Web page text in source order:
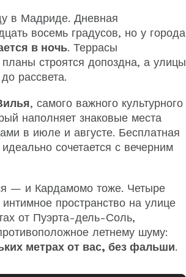
в Мадриде. Дневная
восемь градусов, но у города
в ночь. Террасы
строятся допоздна, а улицы
рассвета.
, самого важного культурного
наполняет знаковые места
в июле и августе. Бесплатная
сочетается с вечерним
— и Кардамомо тоже. Четыре
пространство на улице
от Пуэрта-дель-Соль,
летнему шуму:
метрах от вас, без фальши.